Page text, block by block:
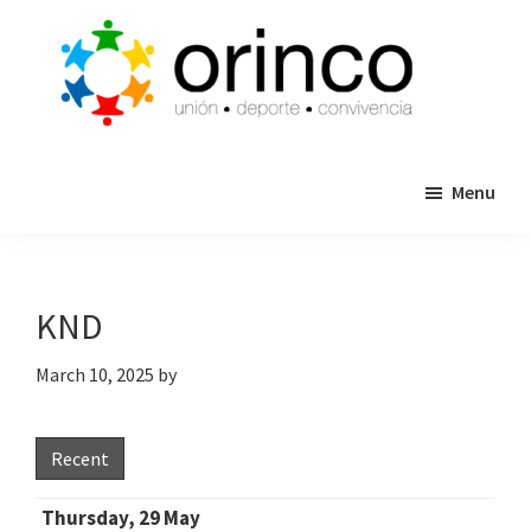
primary
de
Bateo
Eventos
Menu
KND
March 10, 2025 by
Recent
Thursday, 29 May